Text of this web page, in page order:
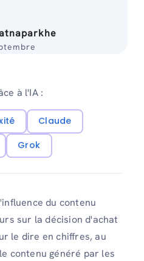
à l'IA :
Claude
Grok
du contenu
sur la décision d'achat
le dire en chiffres, au
contenu généré par les